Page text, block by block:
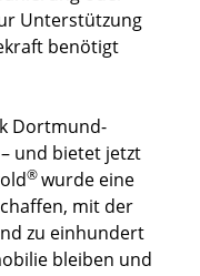
Unterstützung
benötigt
Dortmund-
und bietet jetzt
®wurde eine
mit der
zu einhundert
bleiben und